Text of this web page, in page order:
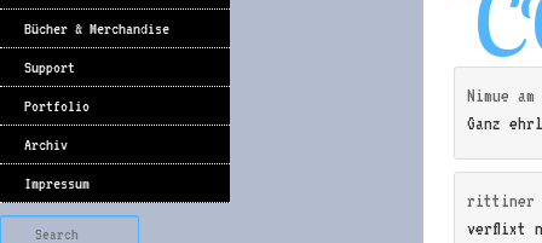
Bücher & Merchandise
Support
Portfolio
Archiv
Impressum
Nimue am
Ganz
rittiner
verflixt